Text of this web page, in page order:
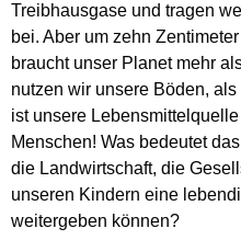
Treibhausgase und tragen
bei. Aber um zehn
braucht unser Planet mehr
nutzen wir unsere Böden,
ist unsere
Menschen! Was bedeutet
die Landwirtschaft, die
unseren Kindern eine
weitergeben können?